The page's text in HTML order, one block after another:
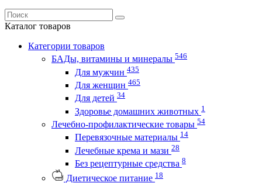
Каталог товаров
Категории товаров
БАДы, витамины и минералы 546
Для мужчин 435
Для женщин 465
Для детей 34
Здоровье домашних животных 1
Лечебно-профилактические товары 54
Перевязочные материалы 14
Лечебные крема и мази 28
Без рецептурные средства 8
Диетическое питание 18